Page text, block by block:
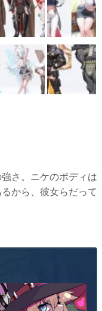
さ。ニケのボディは
から、彼女らだって